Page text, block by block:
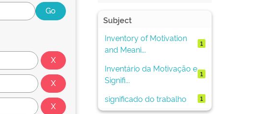
Subject
Inventory of Motivation
and Meani...
1
Inventário da Motivação e
Signifi...
1
significado do trabalho 1